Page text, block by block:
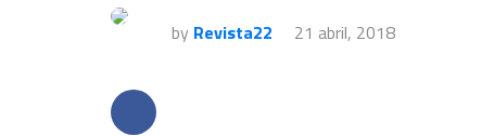
by Revista22 21 abril, 2018